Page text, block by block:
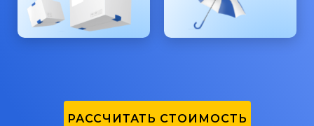
РАССЧИТАТЬ СТОИМОСТЬ